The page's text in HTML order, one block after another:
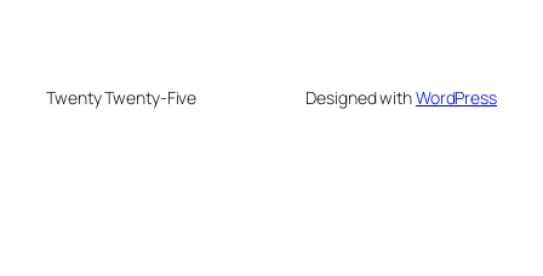
Twenty Twenty-Five Designed withWordPress